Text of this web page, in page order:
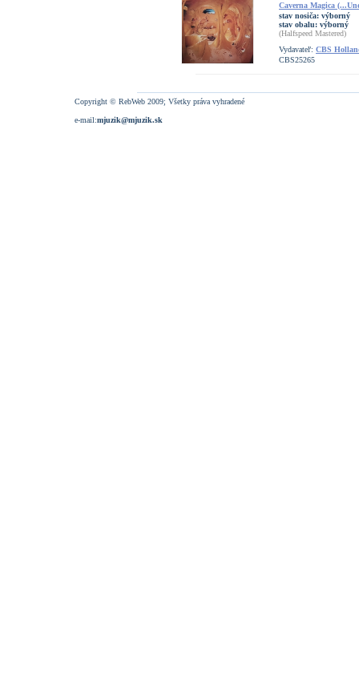
Caverna Magica
stav nosiča: výborný
stav obalu: výborný
(Halfspeed Mastered)
Vydavateľ: CBS
CBS25265
Copyright © RebWeb 2009; Všetky práva vyhradené
e-mail:mjuzik@mjuzik.sk